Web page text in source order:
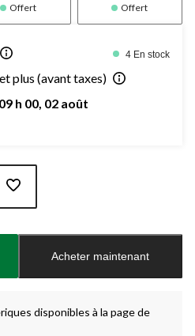
Offert Offert
4 En stock
plus (avant taxes)
09 h 00, 02 août
Acheter maintenant
disponibles à la page de